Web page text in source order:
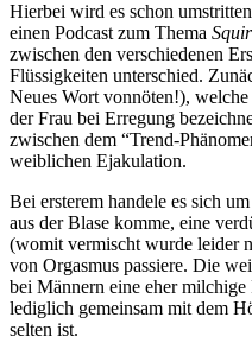
Hierbei wird es schon
einen Podcast zum Thema
zwischen den verschiedenen
Flüssigkeiten unterschied.
Neues Wort vonnöten!),
der Frau bei Erregung
zwischen dem “Trend-
weiblichen Ejakulation.
Bei ersterem handele es sich
aus der Blase komme, eine
(womit vermischt wurde leider
von Orgasmus passiere. Die
bei Männern eine eher
lediglich gemeinsam mit dem
selten ist.